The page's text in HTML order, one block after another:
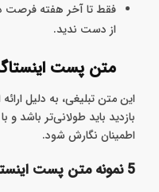
فقط تا آخر هفته فرصت
از دست ندید.
متن پست
این متن‌ تبلیغی، به دلیل
بازدید باید طولانی‌تر باشد
اطمینان‌ نگارش شود.
5 نمونه متن پست اینستاگرام برای معرفی مهد کودک